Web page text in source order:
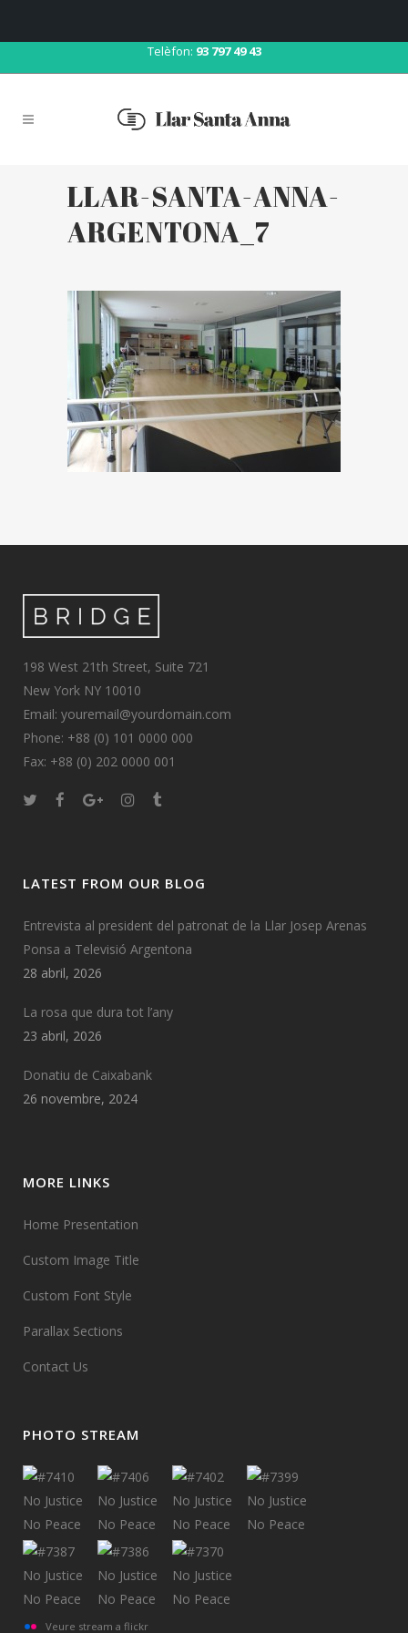
Telèfon: 93 797 49 43
LLAR-SANTA-ANNA-
ARGENTONA_7
198 West 21th Street, Suite 721
New York NY 10010
Email: youremail@yourdomain.com
Phone: +88 (0) 101 0000 000
Fax: +88 (0) 202 0000 001
LATEST FROM OUR BLOG
Entrevista al president del patronat de la Llar Josep Arenas
Ponsa a Televisió Argentona
28 abril, 2026
La rosa que dura tot l’any
23 abril, 2026
Donatiu de Caixabank
26 novembre, 2024
MORE LINKS
Home Presentation
Custom Image Title
Custom Font Style
Parallax Sections
Contact Us
PHOTO STREAM
Veure stream a flickr